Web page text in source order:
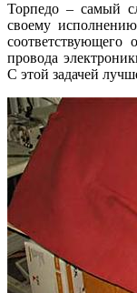
Торпедо – самый
своему
провода
С этой задачей